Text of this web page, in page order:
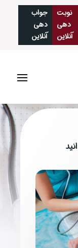
نوبت
دهی
آنلاین
جواب‌
دهی
آنلاین